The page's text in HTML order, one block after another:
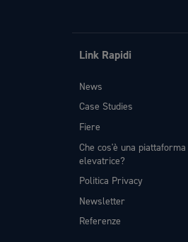
Link Rapidi
News
Case Studies
Fiere
Che cos'è una piattaforma
elevatrice?
Politica Privacy
Newsletter
Referenze